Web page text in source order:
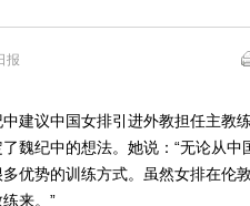
报
议中国女排引进外教担任主教
魏纪中的想法。她说：“无论从中
优势的训练方式。虽然女排在伦
来。”